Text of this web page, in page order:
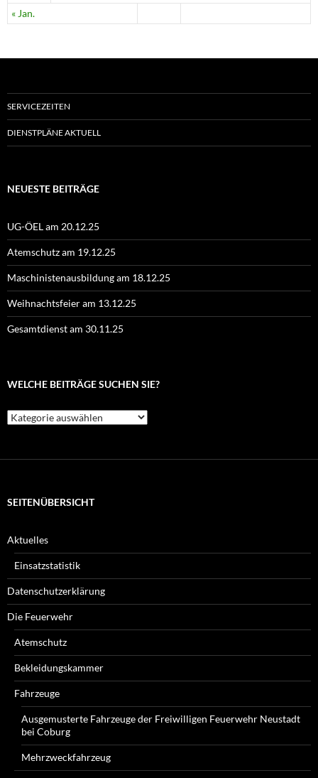
« Jan.
SERVICEZEITEN
DIENSTPLÄNE AKTUELL
NEUESTE BEITRÄGE
UG-ÖEL am 20.12.25
Atemschutz am 19.12.25
Maschinistenausbildung am 18.12.25
Weihnachtsfeier am 13.12.25
Gesamtdienst am 30.11.25
WELCHE BEITRÄGE SUCHEN SIE?
Welche
Beiträge
SEITENÜBERSICHT
Aktuelles
Einsatzstatistik
Datenschutzerklärung
Die Feuerwehr
Atemschutz
Bekleidungskammer
Fahrzeuge
Ausgemusterte Fahrzeuge der Freiwilligen Feuerwehr Neustadt
bei Coburg
Mehrzweckfahrzeug